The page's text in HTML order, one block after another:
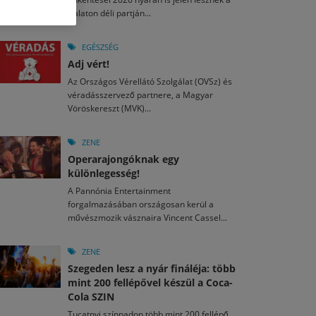
2026. JÚL. 15.
nézők 10 kedvenc filmje 2026 első félévében
2026. JÚL. 3.
án hozzánk is megérkezik a Rocktábor
2026. JÚL. 29.
a jubileumi Művészetek Völgye – még öt
kulturális ünnep
Fesztivál 2026
egy mese: 30 napos mesekihívást indít a Libri
2026. MÁJ. 11.
László kapta az Artisjus Irodalmi Nagydíjat
Balaton déli partján...
EGÉSZSÉG
Adj vért!
Az Országos Vérellátó Szolgálat (OVSz) és
véradásszervező partnere, a Magyar
Vöröskereszt (MVK)...
ZENE
Operarajongóknak egy
különlegesség!
A Pannónia Entertainment
forgalmazásában országosan kerül a
művészmozik vásznaira Vincent Cassel...
ZENE
Szegeden lesz a nyár fináléja: több
mint 200 fellépővel készül a Coca-
Cola SZIN